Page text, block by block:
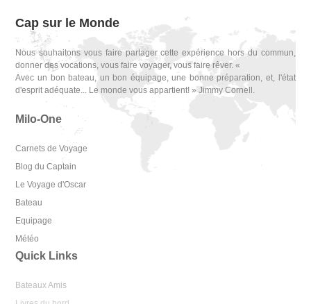
Cap sur le Monde
Nous souhaitons vous faire partager cette expérience hors du commun,
donner des vocations, vous faire voyager, vous faire rêver. «
Avec un bon bateau, un bon équipage, une bonne préparation, et, l'état
d'esprit adéquate... Le monde vous appartient! » Jimmy Cornell.
Milo-One
Carnets de Voyage
Blog du Captain
Le Voyage d'Oscar
Bateau
Equipage
Météo
Quick Links
Bateaux Amis